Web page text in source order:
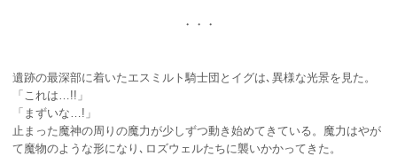
・・・
遺跡の最深部に着いたエスミルト騎士団とイグは､異様な光景を見た。
「これは…!!」
「まずいな…!」
止まった魔神の周りの魔力が少しずつ動き始めてきている。魔力はやが
て魔物のような形になり､ロズウェルたちに襲いかかってきた。